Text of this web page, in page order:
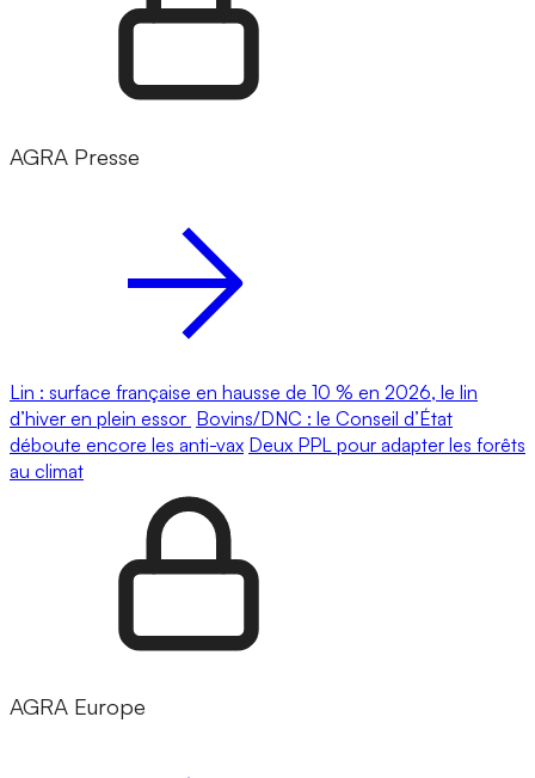
AGRA Presse
Lin : surface française en hausse de 10 % en 2026, le lin
d’hiver en plein essor Bovins/DNC : le Conseil d’État
déboute encore les anti-vax Deux PPL pour adapter les forêts
au climat
AGRA Europe